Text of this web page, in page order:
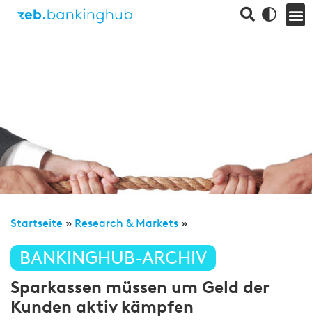
Startseite » Research & Markets »
BANKINGHUB-ARCHIV
Sparkassen müssen um Geld der
Kunden aktiv kämpfen